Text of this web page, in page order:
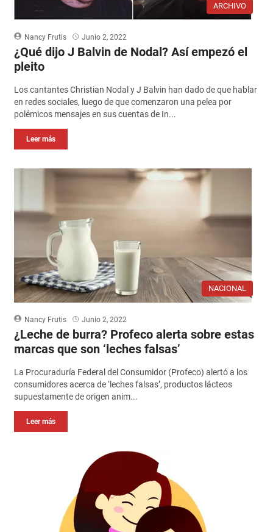
ARCHIVO
Nancy Frutis Junio 2, 2022
¿Qué dijo J Balvin de Nodal? Así empezó el
pleito
Los cantantes Christian Nodal y J Balvin han dado de que hablar
en redes sociales, luego de que comenzaron una pelea por
polémicos mensajes en sus cuentas de In...
Leer más
NACIONAL
Nancy Frutis Junio 2, 2022
¿Leche de burra? Profeco alerta sobre estas
marcas que son ‘leches falsas’
La Procuraduría Federal del Consumidor (Profeco) alertó a los
consumidores acerca de ‘leches falsas’, productos lácteos
supuestamente de origen anim...
Leer más